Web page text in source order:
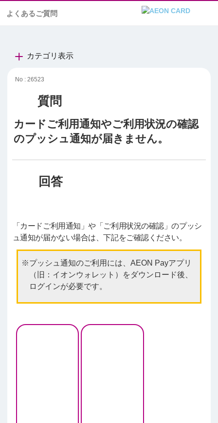
よくあるご質問
カテゴリ表示
No : 26523
カードご利用通知やご利用状況の確認
のプッシュ通知が届きません。
「カードご利用通知」や「ご利用状況の確認」のプッシ
ュ通知が届かない場合は、下記をご確認ください。
プッシュ通知のご利用には、AEON Payアプリ
（旧：イオンウォレット）をダウンロード後、
ログインが必要です。